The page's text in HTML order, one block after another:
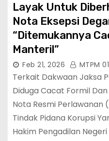
Layak Untuk
Nota Eksepsi
“Ditemukannya
Manteril”
Feb 21, 2026 MTPM 01
Terkait Dakwaan Jaksa
Diduga Cacat Formil
Nota Resmi Perlawanan
Tindak Pidana Korupsi
Hakim Pengadilan